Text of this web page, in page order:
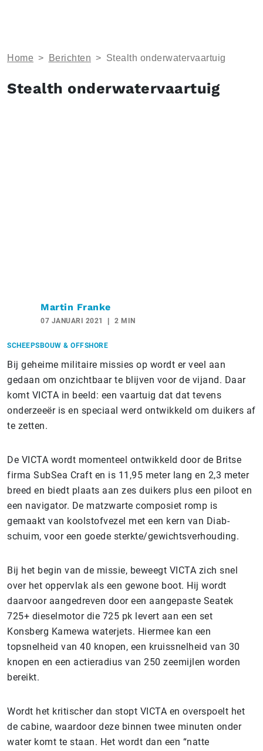
Home > Berichten > Stealth onderwatervaartuig
Stealth onderwatervaartuig
Martin Franke
07 JANUARI 2021 2 MIN
SCHEEPSBOUW & OFFSHORE
Bij geheime militaire missies op wordt er veel aan
gedaan om onzichtbaar te blijven voor de vijand. Daar
komt VICTA in beeld: een vaartuig dat dat tevens
onderzeeër is en speciaal werd ontwikkeld om duikers af
te zetten.
De VICTA wordt momenteel ontwikkeld door de Britse
firma SubSea Craft en is 11,95 meter lang en 2,3 meter
breed en biedt plaats aan zes duikers plus een piloot en
een navigator. De matzwarte composiet romp is
gemaakt van koolstofvezel met een kern van Diab-
schuim, voor een goede sterkte/gewichtsverhouding.
Bij het begin van de missie, beweegt VICTA zich snel
over het oppervlak als een gewone boot. Hij wordt
daarvoor aangedreven door een aangepaste Seatek
725+ dieselmotor die 725 pk levert aan een set
Konsberg Kamewa waterjets. Hiermee kan een
topsnelheid van 40 knopen, een kruissnelheid van 30
knopen en een actieradius van 250 zeemijlen worden
bereikt.
Wordt het kritischer dan stopt VICTA en overspoelt het
de cabine, waardoor deze binnen twee minuten onder
water komt te staan. Het wordt dan een “natte